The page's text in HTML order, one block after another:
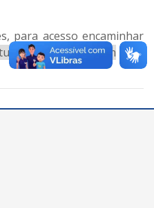
para acesso encaminhar
ou